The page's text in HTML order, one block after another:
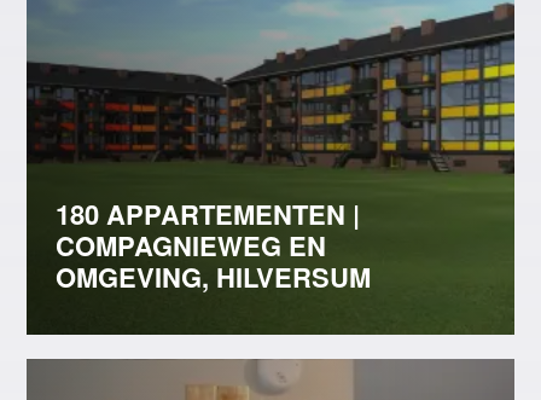
180 APPARTEMENTEN |
COMPAGNIEWEG EN
OMGEVING, HILVERSUM